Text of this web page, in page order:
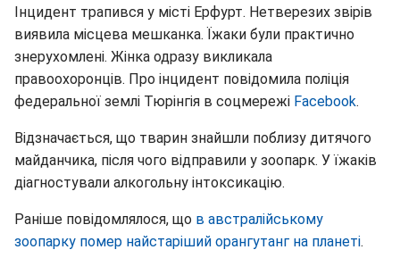
Інцидент трапився у місті Ерфурт. Нетверезих звірів
виявила місцева мешканка. Їжаки були практично
знерухомлені. Жінка одразу викликала
правоохоронців. Про інцидент повідомила поліція
федеральної землі Тюрінгія в соцмережі Facebook.
Відзначається, що тварин знайшли поблизу дитячого
майданчика, після чого відправили у зоопарк. У їжаків
діагностували алкогольну інтоксикацію.
Раніше повідомлялося, що в австралійському
зоопарку помер найстаріший орангутанг на планеті.